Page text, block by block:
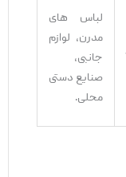
لباس‌ های
مدرن، لوازم
جانبی،
صنایع دستی
محلی.